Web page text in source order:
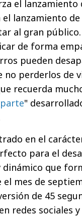
el lanzamiento
el lanzamiento
al gran
de forma
pueden
no perderlos de
recuerda
"
en el
para el
dinámico que
el mes de
de 45
redes sociales